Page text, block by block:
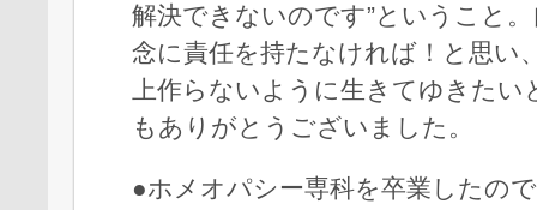
解決できないのです”ということ
念に責任を持たなければ！と思い
上作らないように生きてゆきたい
もありがとうございました。
●ホメオパシー専科を卒業したの